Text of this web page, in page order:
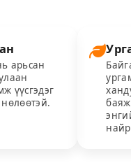
арьсан
үүсгэдэг
нөлөөтэй.